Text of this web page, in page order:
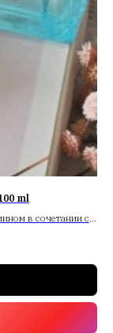
ml
в сочетании со